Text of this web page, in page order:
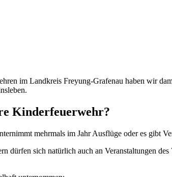
im Landkreis Freyung-Grafenau haben wir
Kinderfeuerwehr?
mehrmals im Jahr Ausflüge oder es gibt
dürfen sich natürlich auch an Veranstaltungen